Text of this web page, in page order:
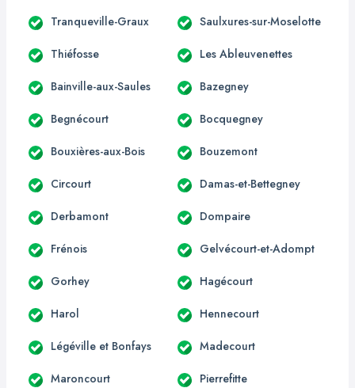
Tranqueville-Graux Saulxures-sur-Moselotte
Thiéfosse Les Ableuvenettes
Bainville-aux-Saules Bazegney
Begnécourt Bocquegney
Bouxières-aux-Bois Bouzemont
Circourt Damas-et-Bettegney
Derbamont Dompaire
Frénois Gelvécourt-et-Adompt
Gorhey Hagécourt
Harol Hennecourt
Légéville et Bonfays Madecourt
Maroncourt Pierrefitte